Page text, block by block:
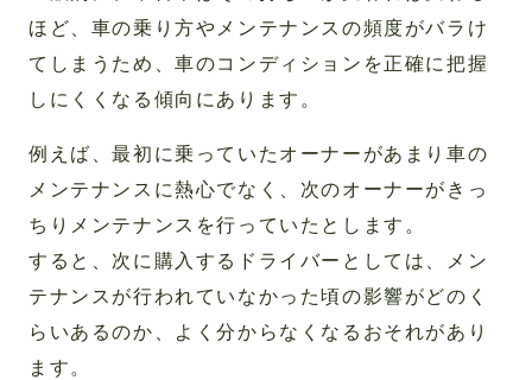
ほど、車の乗り方やメンテナンスの頻度がバラけ
てしまうため、車のコンディションを正確に把握
しにくくなる傾向にあります。
例えば、最初に乗っていたオーナーがあまり車の
メンテナンスに熱心でなく、次のオーナーがきっ
ちりメンテナンスを行っていたとします。
すると、次に購入するドライバーとしては、メン
テナンスが行われていなかった頃の影響がどのく
らいあるのか、よく分からなくなるおそれがあり
ます。